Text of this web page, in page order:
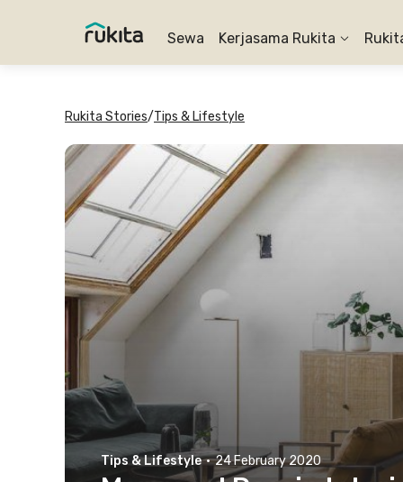
Sewa Kerjasama Rukita
Rukita Stories/Tips & Lifestyle
Tips & Lifestyle · 24 February 2020